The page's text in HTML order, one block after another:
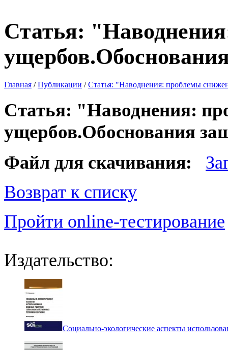
Статья:
Главная / Публикации / Статья: "Наводнения: проблемы
Статья: "Наводнения:
ущербов.Обоснования
Файл для скачивания:
Возврат к списку
Пройти online-тестирование
Издательство:
Социально-экологические аспекты